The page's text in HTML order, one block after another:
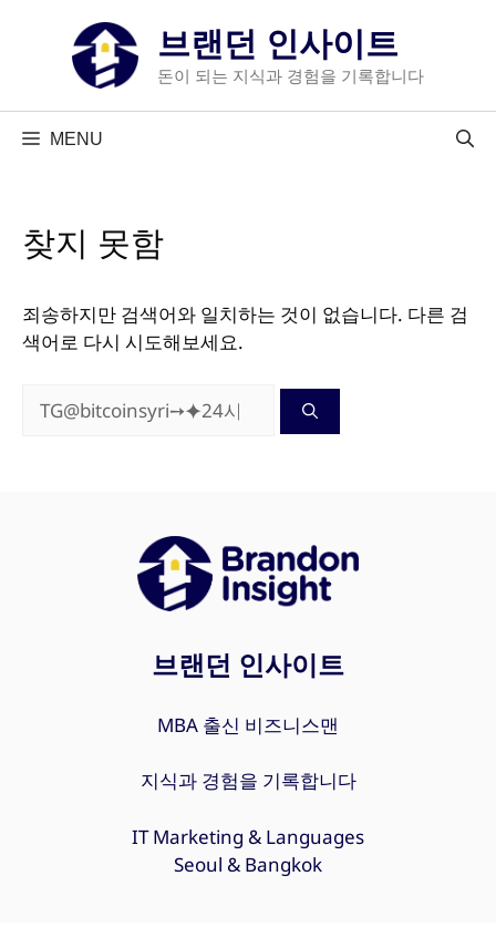
브랜던 인사이트
돈이 되는 지식과 경험을 기록합니다
MENU
찾지 못함
죄송하지만 검색어와 일치하는 것이 없습니다. 다른 검
색어로 다시 시도해보세요.
색:
브랜던 인사이트
MBA 출신 비즈니스맨
지식과 경험을 기록합니다
IT Marketing & Languages
Seoul & Bangkok